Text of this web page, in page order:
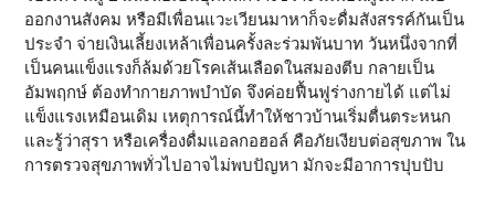
ออกงานสังคม หรือมีเพื่อนแวะเวียนมาหาก็จะดื่มสังสรรค์กันเป็น
ประจำ จ่ายเงินเลี้ยงเหล้าเพื่อนครั้งละร่วมพันบาท วันหนึ่งจากที่
เป็นคนแข็งแรงก็ล้มด้วยโรคเส้นเลือดในสมองตีบ กลายเป็น
อัมพฤกษ์ ต้องทำกายภาพบำบัด จึงค่อยฟื้นฟูร่างกายได้ แต่ไม่
แข็งแรงเหมือนเดิม เหตุการณ์นี้ทำให้ชาวบ้านเริ่มตื่นตระหนก
และรู้ว่าสุรา หรือเครื่องดื่มแอลกอฮอล์ คือภัยเงียบต่อสุขภาพ ใน
การตรวจสุขภาพทั่วไปอาจไม่พบปัญหา มักจะมีอาการปุบปับ